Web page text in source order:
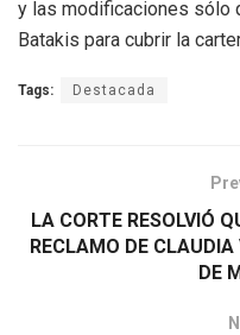
y las modificaciones sólo
Batakis para cubrir la
Tags: Destacada
LA CORTE RESOLVIÓ
RECLAMO DE
DE